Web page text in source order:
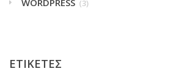
(3)
ΕΤΙΚΕΤΕΣ